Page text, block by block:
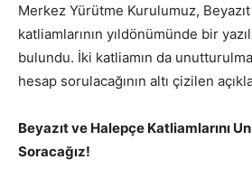
Merkez Yürütme Kurulumuz,
katliamlarının yıldönümünde bir
bulundu. İki katliamın da
hesap sorulacağının altı çizilen
Beyazıt ve Halepçe Katliamlarını
Soracağız!